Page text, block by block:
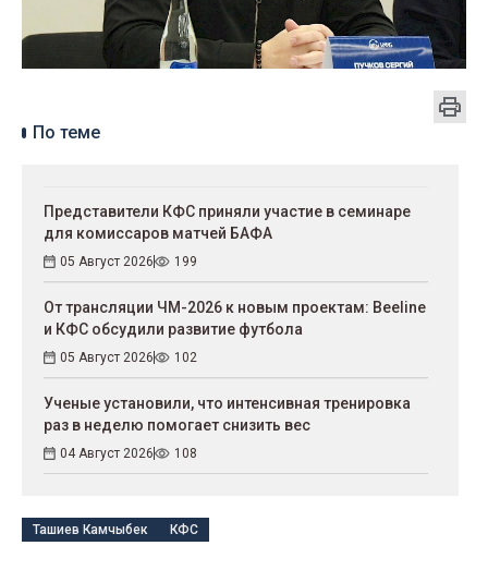
По теме
Представители КФС приняли участие в семинаре
для комиссаров матчей БАФА
05 Август 2026 199
От трансляции ЧМ-2026 к новым проектам: Beeline
и КФС обсудили развитие футбола
05 Август 2026 102
Ученые установили, что интенсивная тренировка
раз в неделю помогает снизить вес
04 Август 2026 108
Ташиев Камчыбек КФС